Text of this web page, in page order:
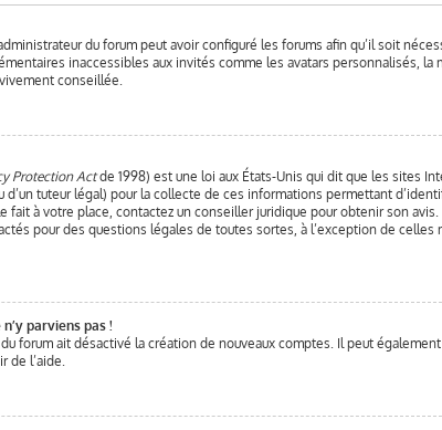
du forum peut avoir configuré les forums afin qu’il soit
inaccessibles aux invités comme les avatars personnalisés, la
conseillée.
Protection Actde 1998) est une loi aux États-Unis qui dit que les sites
tuteur légal) pour la collecte de ces informations permettant
fait à votre place, contactez un conseiller juridique pour obtenir son
pour des questions légales de toutes sortes, à l’exception de
parviens pas !
forum ait désactivé la création de nouveaux comptes. Il peut
de l’aide.